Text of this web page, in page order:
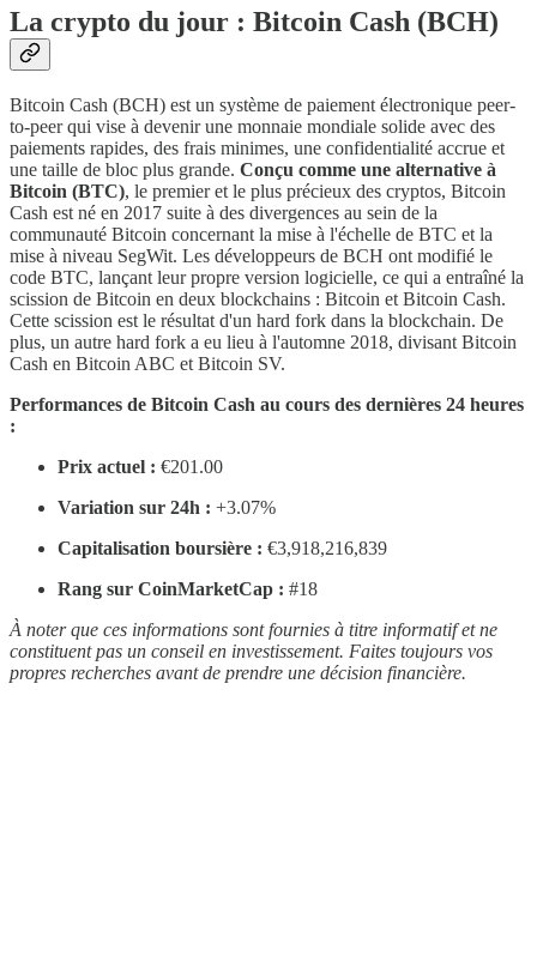
La crypto du jour : Bitcoin Cash (BCH)
Bitcoin Cash (BCH) est un système de paiement électronique peer-
to-peer qui vise à devenir une monnaie mondiale solide avec des
paiements rapides, des frais minimes, une confidentialité accrue et
une taille de bloc plus grande. Conçu comme une alternative à
Bitcoin (BTC), le premier et le plus précieux des cryptos, Bitcoin
Cash est né en 2017 suite à des divergences au sein de la
communauté Bitcoin concernant la mise à l'échelle de BTC et la
mise à niveau SegWit. Les développeurs de BCH ont modifié le
code BTC, lançant leur propre version logicielle, ce qui a entraîné la
scission de Bitcoin en deux blockchains : Bitcoin et Bitcoin Cash.
Cette scission est le résultat d'un hard fork dans la blockchain. De
plus, un autre hard fork a eu lieu à l'automne 2018, divisant Bitcoin
Cash en Bitcoin ABC et Bitcoin SV.
Performances de Bitcoin Cash au cours des dernières 24 heures
:
Prix actuel : €201.00
Variation sur 24h : +3.07%
Capitalisation boursière : €3,918,216,839
Rang sur CoinMarketCap : #18
À noter que ces informations sont fournies à titre informatif et ne
constituent pas un conseil en investissement. Faites toujours vos
propres recherches avant de prendre une décision financière.